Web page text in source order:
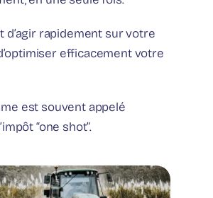
d’agir rapidement sur votre
efficacement votre
est souvent appelé
“one shot”.